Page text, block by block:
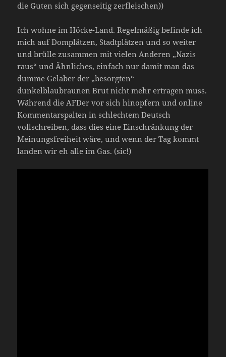
die Guten sich gegenseitig zerfleischen))
Ich wohne im Höcke-Land. Regelmäßig befinde ich
mich auf Domplätzen, Stadtplätzen und so weiter
und brülle zusammen mit vielen Anderen „Nazis
raus“ und Ähnliches, einfach nur damit man das
dumme Gelaber der „besorgten“
dunkelblaubraunen Brut nicht mehr ertragen muss.
Während die AFDer vor sich hinopfern und online
Kommentarspalten in schlechtem Deutsch
vollschreiben, dass dies eine Einschränkung der
Meinungsfreiheit wäre, und wenn der Tag kommt
landen wir eh alle im Gas. (sic!)